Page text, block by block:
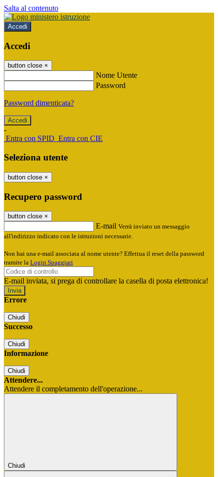
Salta al contenuto
Accedi
Accedi
button close ×
Nome Utente
Password
Password dimenticata?
-
Entra con SPID Entra con CIE
Seleziona utente
button close ×
Recupero password
button close ×
E-mail Verrà inviato un messaggio
all'indirizzo indicato con le istruzioni necessarie.
Non hai una e-mail associata al nome utente? Effettua il reset della password
tramite la Login Spaggiari
E-mail inviata, si prega di controllare la casella di posta elettronica!
Errore
Chiudi
Successo
Chiudi
Informazione
Chiudi
Attendere...
Attendere il completamento dell'operazione...
Chiudi